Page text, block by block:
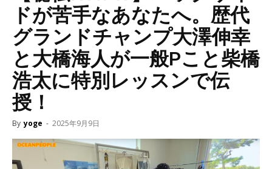
ドが苦手なあなたへ。歴代
グランドチャンプ大澤伸幸
と大橋海人が一般Pこと柴橋
浩太に特別レッスンで伝
授！
By yoge - 2025年9月9日